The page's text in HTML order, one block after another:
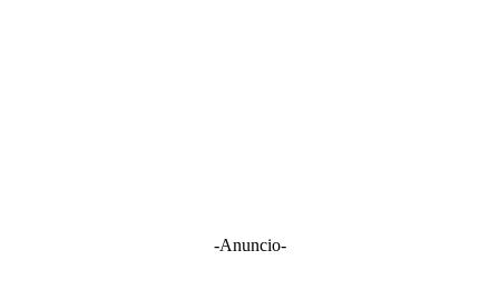
-Anuncio-